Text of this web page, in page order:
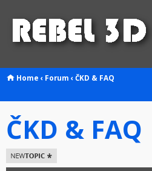
Home ‹ Forum ‹ČKD & FAQ
ČKD & FAQ
Odeslat nové
téma